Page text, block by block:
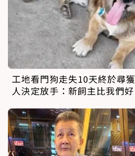
工地看門狗走失10天終於尋
人決定放手：新飼主比我們好